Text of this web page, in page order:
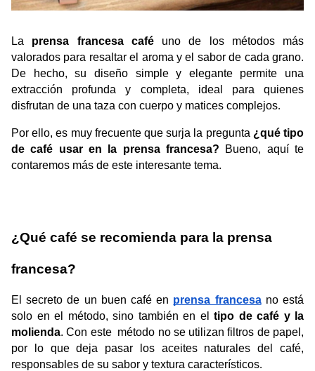
La prensa francesa café uno de los métodos más
valorados para resaltar el aroma y el sabor de cada grano.
De hecho, su diseño simple y elegante permite una
extracción profunda y completa, ideal para quienes
disfrutan de una taza con cuerpo y matices complejos.
Por ello, es muy frecuente que surja la pregunta ¿qué tipo
de café usar en la prensa francesa? Bueno, aquí te
contaremos más de este interesante tema.
¿Qué café se recomienda para la prensa
francesa?
El secreto de un buen café en prensa francesa no está
solo en el método, sino también en el tipo de café y la
molienda. Con este  método no se utilizan filtros de papel,
por lo que deja pasar los aceites naturales del café,
responsables de su sabor y textura característicos.